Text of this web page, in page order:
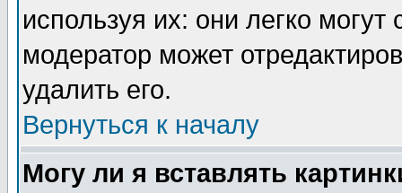
используя их: они легко
модератор может
удалить его.
Вернуться к началу
Могу ли я вставлять